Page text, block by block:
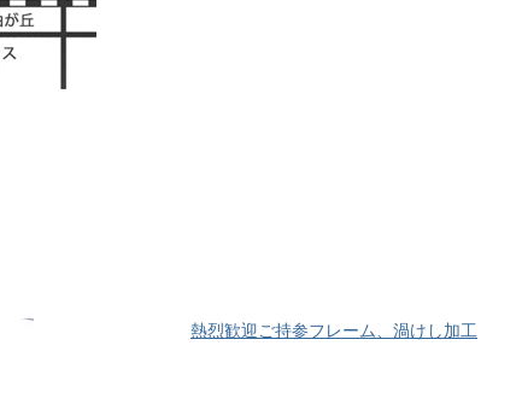
熱烈歓迎ご持参フレーム、渦けし加工